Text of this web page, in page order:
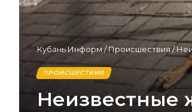
Кубань Информ/Происшествия/
ПРОИСШЕСТВИЯ
Неизвестные